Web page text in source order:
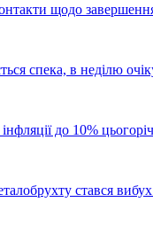
щодо
спека, в неділю
до 10%
стався